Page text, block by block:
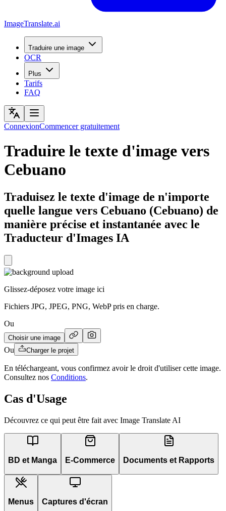
ImageTranslate.ai
Traduire une image
OCR
Plus
Tarifs
FAQ
ConnexionCommencer gratuitement
Traduire le texte d'image vers
Cebuano
Traduisez le texte d'image de n'importe
quelle langue vers Cebuano (Cebuano) de
manière précise et instantanée avec le
Traducteur d'Images IA
Glissez-déposez votre image ici
Fichiers JPG, JPEG, PNG, WebP pris en charge.
Ou
Choisir une image
Ou Charger le projet
En téléchargeant, vous confirmez avoir le droit d'utiliser cette image.
Consultez nos Conditions.
Cas d'Usage
Découvrez ce qui peut être fait avec Image Translate AI
BD et Manga E-Commerce Documents et Rapports
Menus Captures d'écran